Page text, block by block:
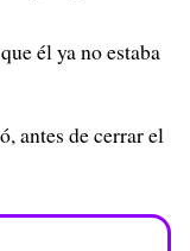
él ya no estaba
antes de cerrar el